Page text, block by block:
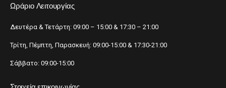
Ωράριο Λειτουργίας
Δευτέρα & Τετάρτη: 09:00 – 15:00 & 17:30 – 21:00
Τρίτη, Πέμπτη, Παρασκευή: 09:00-15:00 & 17:30-21:00
Σάββατο: 09:00-15:00